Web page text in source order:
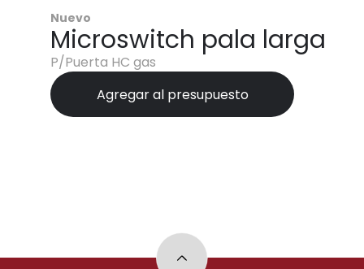
Nuevo
Microswitch pala larga
P/Puerta HC gas
Agregar al presupuesto